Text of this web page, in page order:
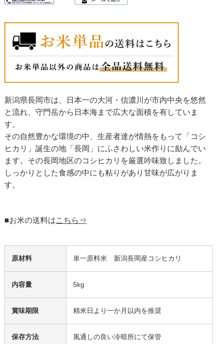
新潟県長岡市は、日本一の大河・信濃川が市内中央を悠然
と流れ、守門岳から日本海まで広大な面積を有していま
す。
その自然豊かな環境の中、生産者達が情熱をもって「コシ
ヒカリ」誕生の地「長岡」にふさわしい米作りに励んでい
ます。その長岡地区のコシヒカリを厳選吟味致しました。
しっかりとした食感の中にも粘りがあり甘味が広がりま
す。
■お米の送料はこちら⇒
原材料 単一原料米 新潟長岡産コシヒカリ
内容量 5kg
賞味期限 精米日より一か月以内を推奨
保存方法 風通しの良い冷暗所にて保管